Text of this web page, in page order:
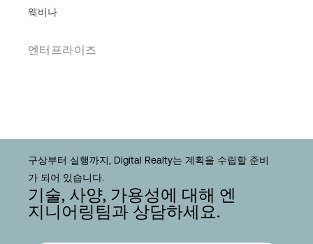
웨비나
엔터프라이즈
구상부터 실행까지, Digital Realty는 계획을 수립할 준비
가 되어 있습니다.
기술, 사양, 가용성에 대해 엔
지니어링팀과 상담하세요.